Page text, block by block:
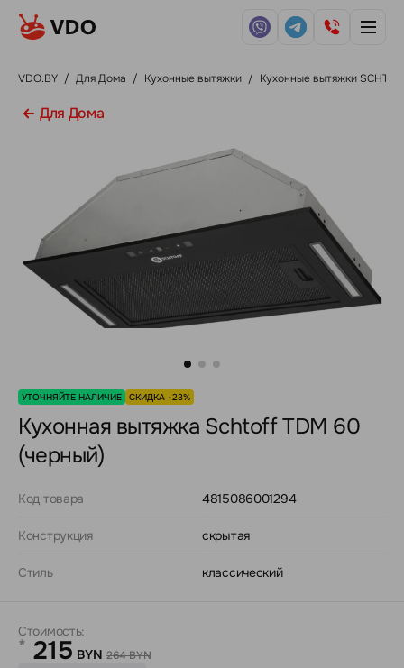
VDO.BY / Для Дома / Кухонные вытяжки / Кухонные вытяжки
Для Дома
УТОЧНЯЙТЕ НАЛИЧИЕ СКИДКА -23%
Кухонная вытяжка Schtoff TDM 60
(черный)
Код товара 4815086001294
Конструкция скрытая
Стиль классический
Стоимость:
* 215 BYN 264 BYN